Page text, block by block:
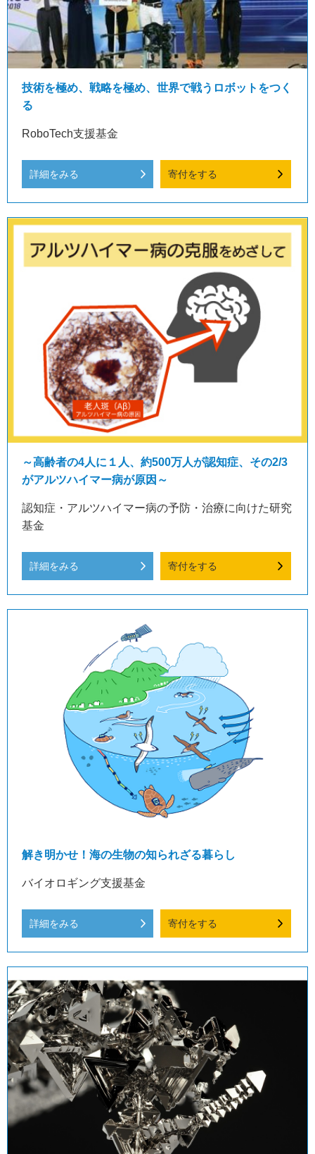
技術を極め、戦略を極め、世界で戦うロボットをつく
る
RoboTech支援基金
詳細をみる 寄付をする
～高齢者の4人に１人、約500万人が認知症、その2/3
がアルツハイマー病が原因～
認知症・アルツハイマー病の予防・治療に向けた研究
基金
詳細をみる 寄付をする
解き明かせ！海の生物の知られざる暮らし
バイオロギング支援基金
詳細をみる 寄付をする